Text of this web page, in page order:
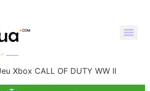
Xbox CALL OF DUTY WW II